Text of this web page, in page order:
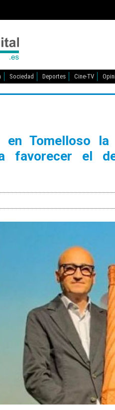
Sociedad Deportes Cine-TV
en Tomelloso
favorecer el